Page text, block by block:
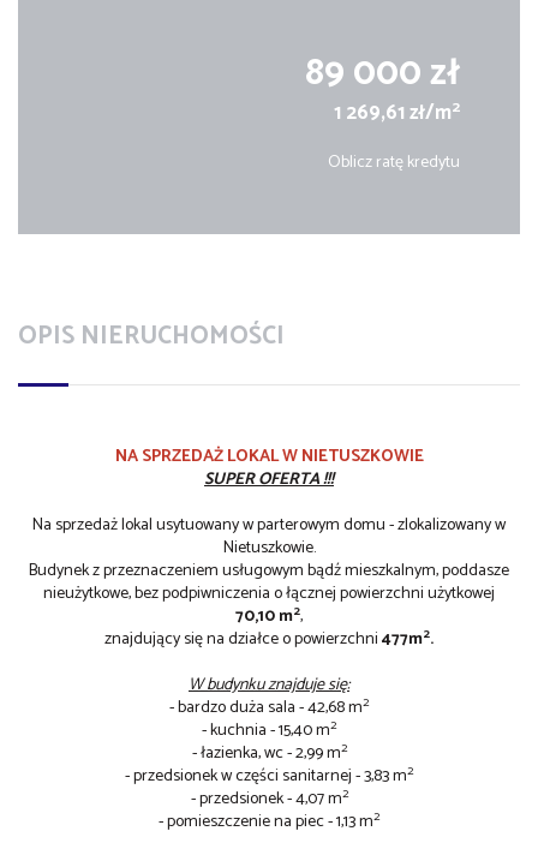
89 000 zł
1 269,61 zł/m2
Oblicz ratę kredytu
OPIS NIERUCHOMOŚCI
NA SPRZEDAŻ LOKAL W NIETUSZKOWIE
SUPER OFERTA !!!
Na sprzedaż lokal usytuowany w parterowym domu - zlokalizowany w
Nietuszkowie.
Budynek z przeznaczeniem usługowym bądźmieszkalnym, poddasze
nieużytkowe, bez podpiwniczenia o łącznej powierzchni użytkowej
70,10 m2,
znajdujący się na działce o powierzchni477m2.
W budynku znajduje się:
- bardzo duża sala - 42,68 m2
- kuchnia - 15,40 m2
- łazienka, wc - 2,99 m2
- przedsionek w części sanitarnej - 3,83 m2
- przedsionek - 4,07 m2
- pomieszczenie na piec - 1,13 m2